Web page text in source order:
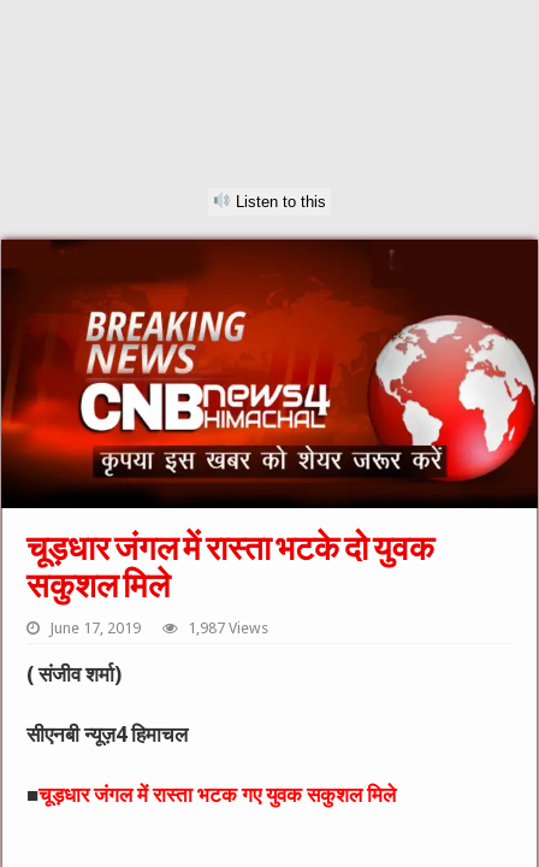
Listen to this
चूड़धार जंगल में रास्ता भटके दो युवक
सकुशल मिले
June 17, 2019 1,987 Views
(संजीव शर्मा)
सीएनबी न्यूज़4 हिमाचल
■चूड़धार जंगल में रास्ता भटक गए युवक सकुशल मिले